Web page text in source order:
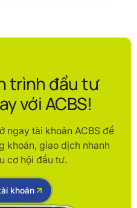
trình đầu tư
với ACBS!
ngay tài khoản ACBS để
khoán, giao dịch nhanh
cơ hội đầu tư.
khoản